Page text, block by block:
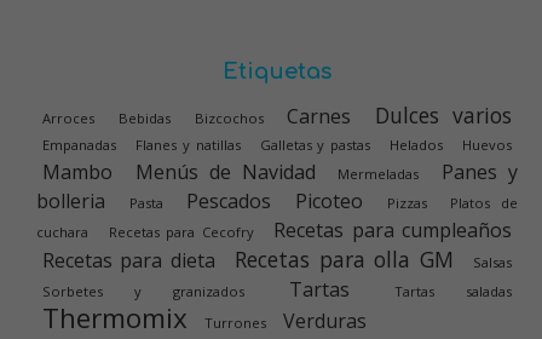
Etiquetas
Arroces Bebidas Bizcochos Carnes Dulces varios
Empanadas Flanes y natillas Galletas y pastas Helados Huevos
Mambo Menús de Navidad Mermeladas
Panes y
bolleria
Pasta Pescados Picoteo Pizzas
Platos de
cuchara
Recetas para Cecofry
Recetas para cumpleaños
Recetas para dieta
Recetas para olla GM
Salsas
Sorbetes y granizados
Tartas Tartas saladas
Thermomix Turrones Verduras